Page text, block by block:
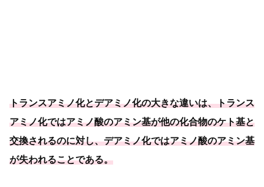
トランスアミノ化とデアミノ化の大きな違いは、トランス
アミノ化ではアミノ酸のアミン基が他の化合物のケト基と
交換されるのに対し、デアミノ化ではアミノ酸のアミン基
が失われることである。